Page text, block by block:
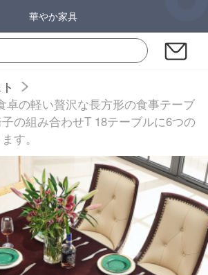
華やか家具
卓の軽い贅沢な長方形の食事テーブ
の組み合わせT 18テーブルに6つの
す。